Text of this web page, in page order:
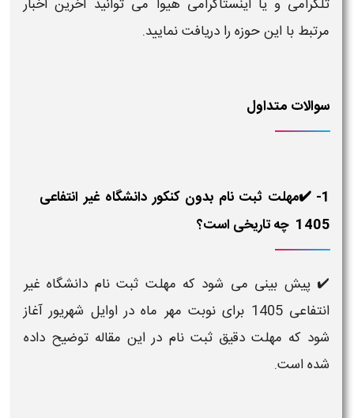
تلگرامی و یا اینستاگرامی هیوا می توانید آخرین اخبار
مرتبط با این حوزه را دریافت نمایید.
سوالات متداول
1- ✔️مهلت ثبت نام بدون کنکور دانشگاه غیر انتفاعی
1405 چه تاریخی است؟
✔️ پیش بینی می شود که مهلت ثبت نام دانشگاه غیر
انتفاعی 1405 برای نوبت مهر ماه در اوایل شهریور آغاز
شود که مهلت دقیق ثبت نام در این مقاله توضیح داده
شده است.